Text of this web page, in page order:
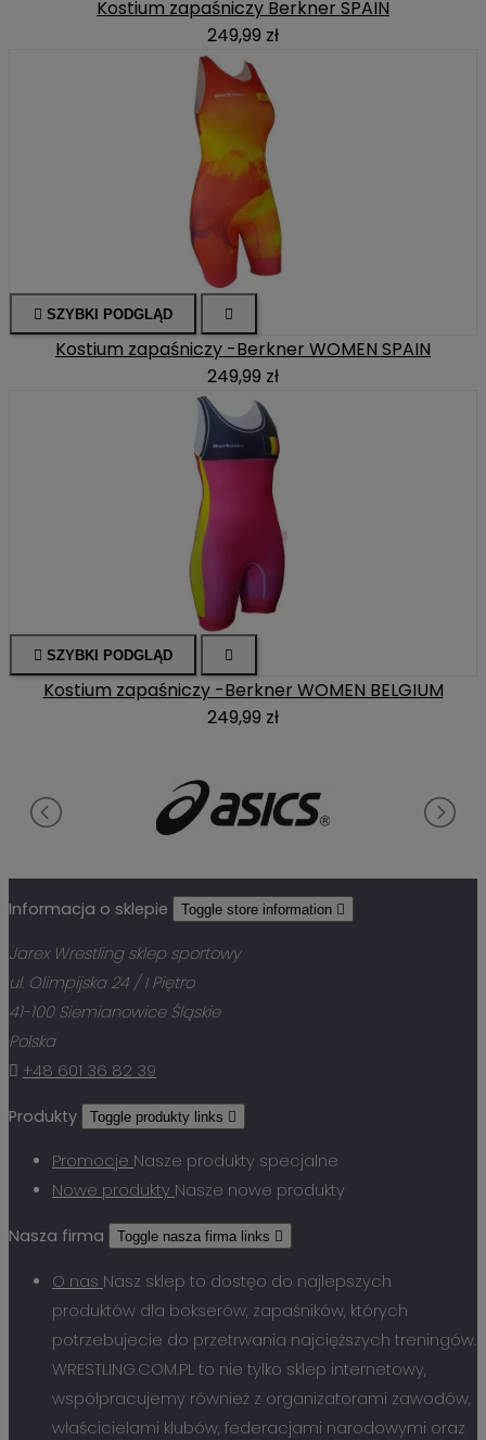
Kostium zapaśniczy Berkner SPAIN
249,99 zł
 SZYBKI PODGLĄD 
Kostium zapaśniczy -Berkner WOMEN SPAIN
249,99 zł
 SZYBKI PODGLĄD 
Kostium zapaśniczy -Berkner WOMEN BELGIUM
249,99 zł
Informacja o sklepie Toggle store information 
Jarex Wrestling sklep sportowy
ul. Olimpijska 24 / I Piętro
41-100 Siemianowice Śląskie
Polska
 +48 601 36 82 39
Produkty Toggle produkty links 
Promocje Nasze produkty specjalne
Nowe produkty Nasze nowe produkty
Nasza firma Toggle nasza firma links 
O nas Nasz sklep to dostęo do najlepszych
produktów dla bokserów, zapaśników, których
potrzebujecie do przetrwania najcięższych treningów.
WRESTLING.COM.PL to nie tylko sklep internetowy,
współpracujemy również z organizatorami zawodów,
właścicielami klubów, federacjami narodowymi oraz